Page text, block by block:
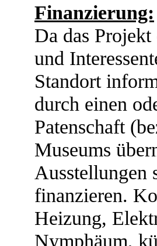
Finanzierung:
Da das
und
Standort
durch einen
Patenschaft
Museums
Ausstellungen
finanzieren.
Heizung,
Nymphäum,